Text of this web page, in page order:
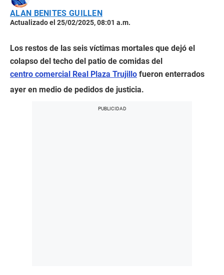
ALAN BENITES GUILLEN
Actualizado el 25/02/2025, 08:01 a.m.
Los restos de las seis víctimas mortales que dejó el
colapso del techo del patio de comidas del
centro comercial Real Plaza Trujillo fueron enterrados
ayer en medio de pedidos de justicia.